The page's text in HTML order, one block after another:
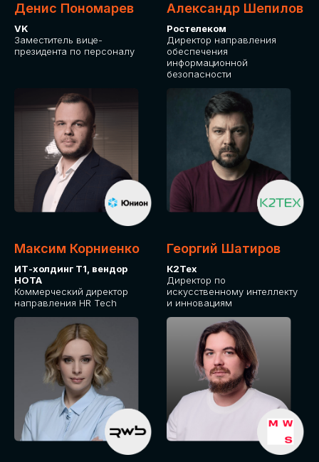
Какие направления для вас более актуальны?
GLOBAL TECH
HR TECH
MARKETING & SALES TECH
CX TECH
ОТПРАВИТЬ
Денис Пономарев
VK
Заместитель вице-
президента по персоналу
Александр Шепилов
Ростелеком
Директор направления
обеспечения
информационной
безопасности
Максим Корниенко
ИТ-холдинг Т1, вендор
НОТА
Коммерческий директор
направления HR Tech
Георгий Шатиров
К2Тех
Директор по
искусственному интеллекту
и инновациям